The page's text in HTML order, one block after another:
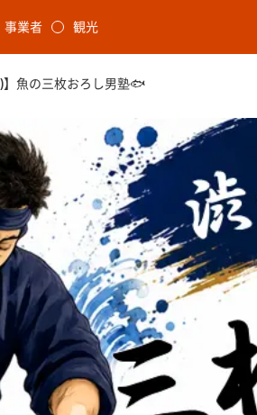
事業者 観光
】魚の三枚おろし男塾🐟